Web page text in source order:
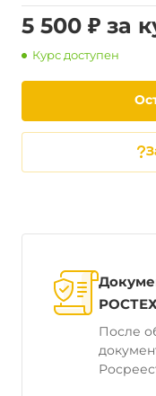
5 500 ₽ за
Курс доступен
После